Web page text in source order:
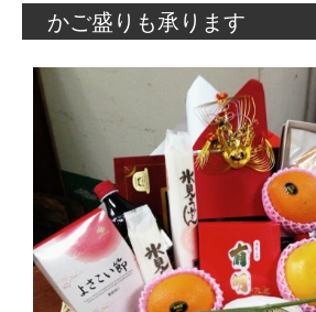
かご盛りも承ります